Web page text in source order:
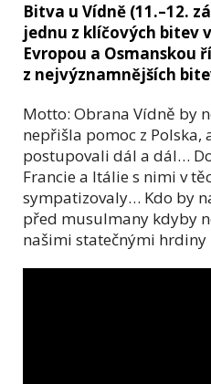
Bitva u Vídně (11.–12.
jednu z klíčových bitev
Evropou a Osmanskou
z nejvýznamnějších
Motto: Obrana Vídně by
nepřišla pomoc z Polska,
postupovali dál a dál…
Francie a Itálie s nimi v
sympatizovaly… Kdo by
před musulmany kdyby
našimi statečnými hrdiny